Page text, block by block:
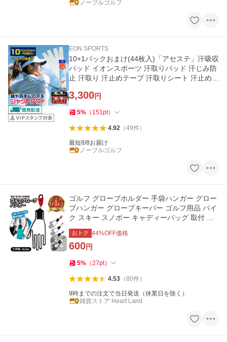
ノーブルゴルフ
EON SPORTS
10+1パックおまけ(44枚入)「アセステ」汗吸収
パッド イオンスポーツ 汗取りパッド 汗じみ防
止 汗取り 汗止めテープ 汗取りシート 汗止めラ
3,300円
5% （ 151pt）
4.92（49件）
最短8/8お届け
ノーブルゴルフ
ゴルフ グローブホルダー 手袋ハンガー グロー
ブハンガー グローブキーパー ゴルフ用品 バイ
ク スキー スノボー キャディーバッグ 取付 乾
燥 型崩れ防止
おトク 44%OFF価格
600円
5% （27pt）
4.53（80件）
9時までの注文で当日発送（休業日を除く）
雑貨ストア Heart Land